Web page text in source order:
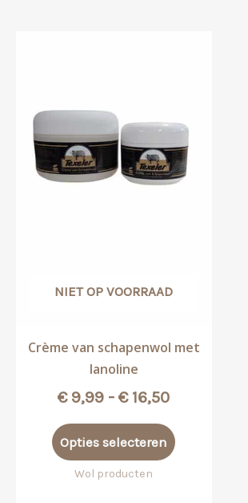
NIET OP VOORRAAD
Crème van schapenwol met
lanoline
€9,99 - €16,50Prijsklasse:
tot
€ 16,50
Opties selecteren product
Wol producten